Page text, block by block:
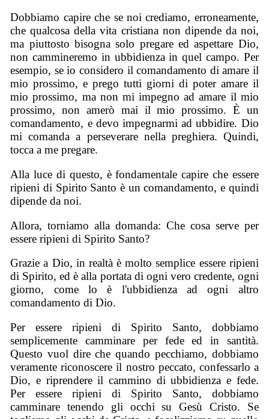
Dobbiamo capire che se noi crediamo, erroneamente,
che qualcosa della vita cristiana non dipende da noi,
ma piuttosto bisogna solo pregare ed aspettare Dio,
non cammineremo in ubbidienza in quel campo. Per
esempio, se io considero il comandamento di amare il
mio prossimo, e prego tutti giorni di poter amare il
mio prossimo, ma non mi impegno ad amare il mio
prossimo, non amerò mai il mio prossimo. È un
comandamento, e devo impegnarmi ad ubbidire. Dio
mi comanda a perseverare nella preghiera. Quindi,
tocca a me pregare.
Alla luce di questo, è fondamentale capire che essere
ripieni di Spirito Santo è un comandamento, e quindi
dipende da noi.
Allora, torniamo alla domanda: Che cosa serve per
essere ripieni di Spirito Santo?
Grazie a Dio, in realtà è molto semplice essere ripieni
di Spirito, ed è alla portata di ogni vero credente, ogni
giorno, come lo è l'ubbidienza ad ogni altro
comandamento di Dio.
Per essere ripieni di Spirito Santo, dobbiamo
semplicemente camminare per fede ed in santità.
Questo vuol dire che quando pecchiamo, dobbiamo
veramente riconoscere il nostro peccato, confessarlo a
Dio, e riprendere il cammino di ubbidienza e fede.
Per essere ripieni di Spirito Santo, dobbiamo
camminare tenendo gli occhi su Gesù Cristo. Se